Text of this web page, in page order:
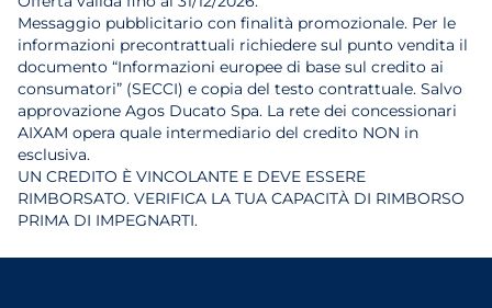
Messaggio pubblicitario con finalità promozionale. Per le
informazioni precontrattuali richiedere sul punto vendita il
documento “Informazioni europee di base sul credito ai
consumatori” (SECCI) e copia del testo contrattuale. Salvo
approvazione Agos Ducato Spa. La rete dei concessionari
AIXAM opera quale intermediario del credito NON in
esclusiva.
UN CREDITO È VINCOLANTE E DEVE ESSERE
RIMBORSATO. VERIFICA LA TUA CAPACITÀ DI RIMBORSO
PRIMA DI IMPEGNARTI.